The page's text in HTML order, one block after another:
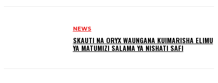
NEWS
SKAUTI NA ORYX WAUNGANA KUIMARISHA ELIMU
YA MATUMIZI SALAMA YA NISHATI SAFI